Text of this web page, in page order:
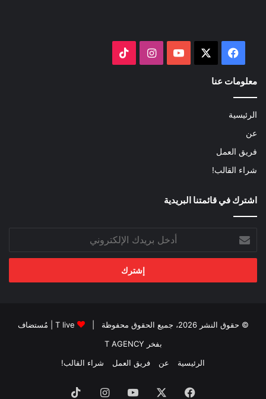
فيسبوك ‫YouTubeانستقرام
معلومات عنا
الرئيسية
عن
فريق العمل
شراء القالب!
اشترك في قائمتنا البريدية
بريدك
الإلكتروني
© حقوق النشر 2026، جميع الحقوق محفوظة | T live | مُستضاف
بفخر T AGENCY
الرئيسية
عن فريق العمل شراء القالب!
فيسبوك ‫YouTubeانستقرام